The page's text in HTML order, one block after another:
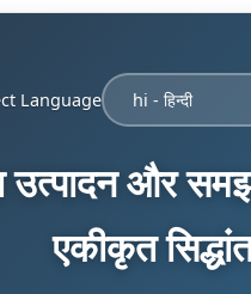
Language
उत्पादन और
एकीकृत